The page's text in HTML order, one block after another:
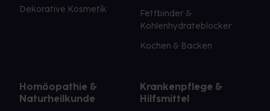
Dekorative Kosmetik
Fettbinder &
Kohlenhydrateblocker
Kochen & Backen
Homöopathie &
Naturheilkunde
Krankenpflege &
Hilfsmittel